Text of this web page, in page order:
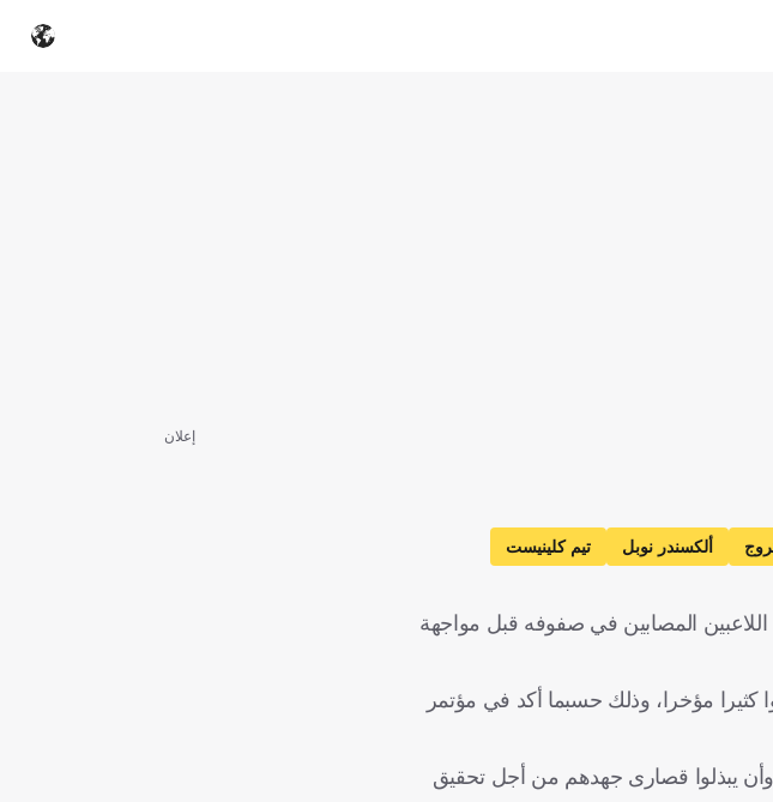
ألكسندر نوبل
تيم كلينيست
اللاعبين المصابين في صفوفه قبل مواجهة
كثيرا مؤخرا، وذلك حسبما أكد في مؤتمر
وأن يبذلوا قصارى جهدهم من أجل تحقيق
إعلان